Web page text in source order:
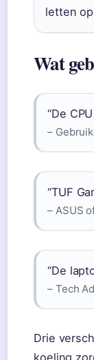
letten
Wat
“De
–
“TUF
– ASUS
“De
– Tech
Drie
koeling